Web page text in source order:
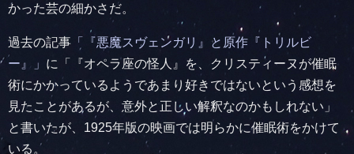
かった芸の細かさだ。
過去の記事 「『悪魔スヴェンガリ』と原作『トリルビ
ー』」 に「『オペラ座の怪人』を、クリスティーヌが催眠
術にかかっているようであまり好きではないという感想を
見たことがあるが、意外と正しい解釈なのかもしれない」
と書いたが、1925年版の映画では明らかに催眠術をかけて
いる。